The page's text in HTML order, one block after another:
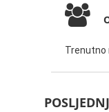
Trenutno